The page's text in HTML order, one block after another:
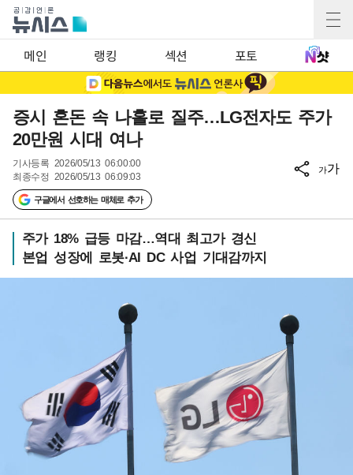
메인 랭킹 섹션 포토
증시 혼돈 속 나홀로 질주…LG전자도 주가
20만원 시대 여나
기사등록 2026/05/13 06:00:00
최종수정 2026/05/13 06:09:03
구글에서 선호하는 매체로 추가
가가
주가 18% 급등 마감…역대 최고가 경신
본업 성장에 로봇·AI DC 사업 기대감까지